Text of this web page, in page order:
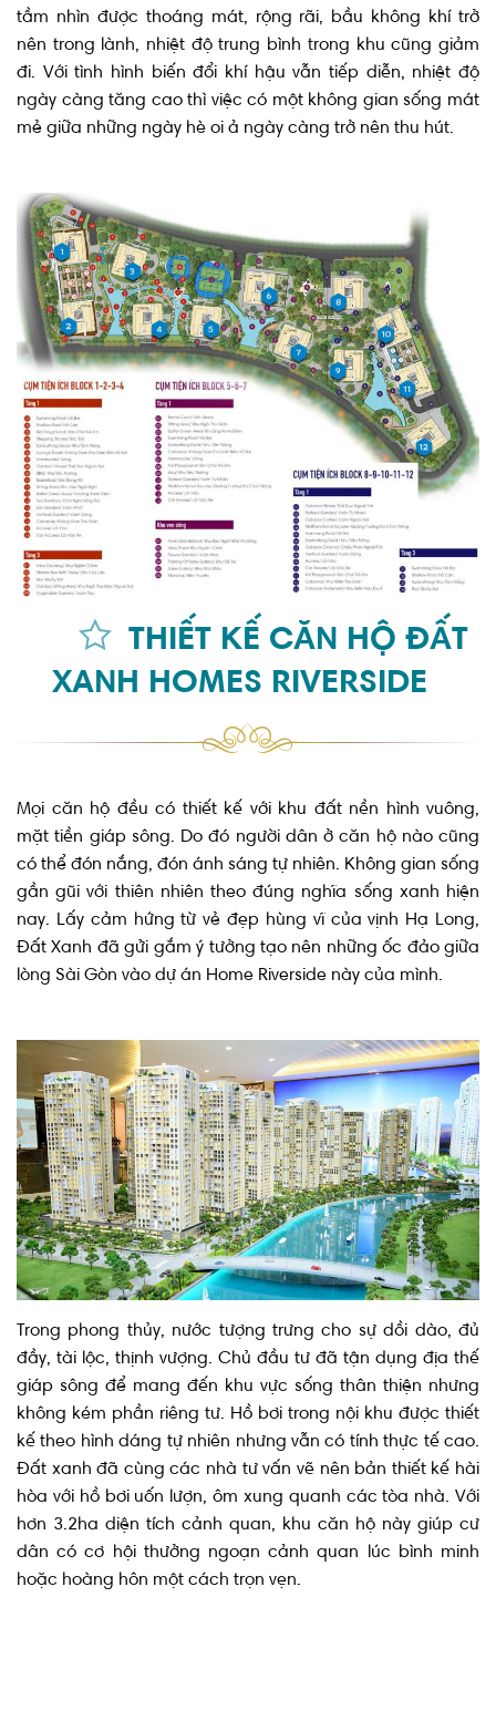
tầm nhìn được thoáng mát, rộng rãi, bầu không khí trở
nên trong lành, nhiệt độ trung bình trong khu cũng giảm
đi. Với tình hình biến đổi khí hậu vẫn tiếp diễn, nhiệt độ
ngày càng tăng cao thì việc có một không gian sống mát
mẻ giữa những ngày hè oi ả ngày càng trở nên thu hút.
THIẾT KẾ CĂN HỘ ĐẤT
XANH HOMES RIVERSIDE
Mọi căn hộ đều có thiết kế với khu đất nền hình vuông,
mặt tiền giáp sông. Do đó người dân ở căn hộ nào cũng
có thể đón nắng, đón ánh sáng tự nhiên. Không gian sống
gần gũi với thiên nhiên theo đúng nghĩa sống xanh hiện
nay. Lấy cảm hứng từ vẻ đẹp hùng vĩ của vịnh Hạ Long,
Đất Xanh đã gửi gắm ý tưởng tạo nên những ốc đảo giữa
lòng Sài Gòn vào dự án Home Riverside này của mình.
Trong phong thủy, nước tượng trưng cho sự dồi dào, đủ
đầy, tài lộc, thịnh vượng. Chủ đầu tư đã tận dụng địa thế
giáp sông để mang đến khu vực sống thân thiện nhưng
không kém phần riêng tư. Hồ bơi trong nội khu được thiết
kế theo hình dáng tự nhiên nhưng vẫn có tính thực tế cao.
Đất xanh đã cùng các nhà tư vấn vẽ nên bản thiết kế hài
hòa với hồ bơi uốn lượn, ôm xung quanh các tòa nhà. Với
hơn 3.2ha diện tích cảnh quan, khu căn hộ này giúp cư
dân có cơ hội thưởng ngoạn cảnh quan lúc bình minh
hoặc hoàng hôn một cách trọn vẹn.